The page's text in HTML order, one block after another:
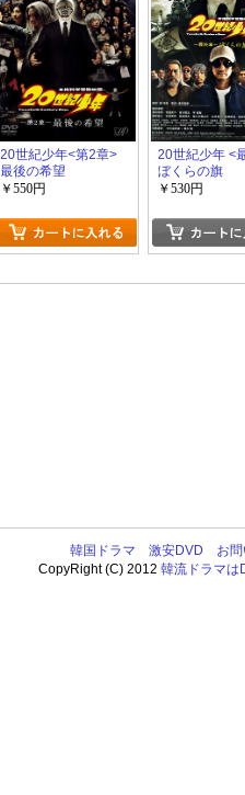
20世紀少年<第2章>
最後の希望
￥550円
20世紀少年 <
ぼくらの旗
￥530円
韓国ドラマ 激安DVD
お
CopyRight (C) 2012韓流ドラマは